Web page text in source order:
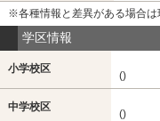
※各種情報と差異がある場合は
学区情報
小学校区
()
中学校区
()